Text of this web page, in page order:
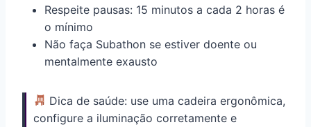
Respeite pausas: 15 minutos a cada 2 horas é
o mínimo
Não faça Subathon se estiver doente ou
mentalmente exausto
Dica de saúde: use uma cadeira ergonômica,
configure a iluminação corretamente e